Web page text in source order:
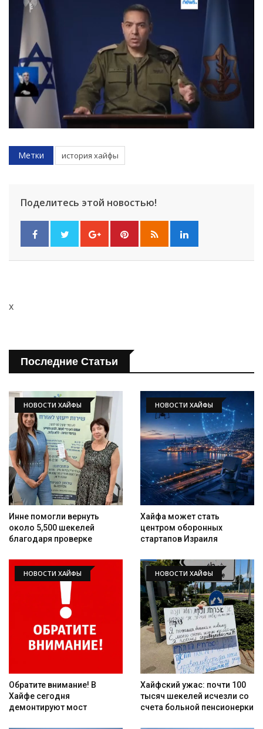
Метки история хайфы
Поделитесь этой новостью!
x
Последние Статьи
НОВОСТИ ХАЙФЫ
Инне помогли вернуть
около 5,500 шекелей
благодаря проверке
НОВОСТИ ХАЙФЫ
Хайфа может стать
центром оборонных
стартапов Израиля
НОВОСТИ ХАЙФЫ
Обратите внимание! В
Хайфе сегодня
демонтируют мост
НОВОСТИ ХАЙФЫ
Хайфский ужас: почти 100
тысяч шекелей исчезли со
счета больной пенсионерки